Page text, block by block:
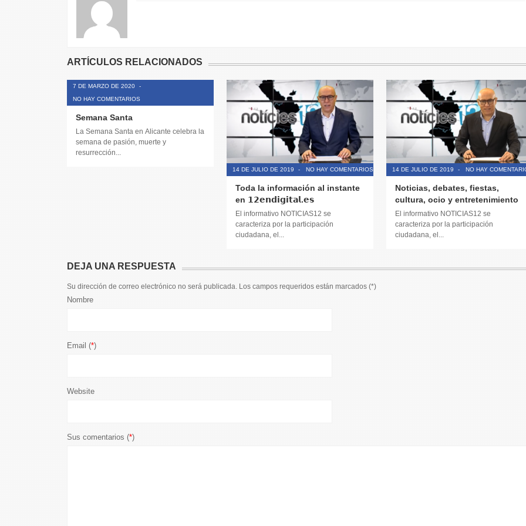
ARTÍCULOS RELACIONADOS
7 DE MARZO DE 2020
-
NO HAY COMENTARIOS
Semana Santa
La Semana Santa en Alicante celebra la
semana de pasión, muerte y
resurrección...
14 DE JULIO DE 2019 - NO HAY COMENTARIOS
Toda la información al instante
en 𝟭𝟮𝗲𝗻𝗱𝗶𝗴𝗶𝘁𝗮𝗹.𝗲𝘀
El informativo NOTICIAS12 se
caracteriza por la participación
ciudadana, el...
14 DE JULIO DE 2019 - NO HAY
Noticias, debates, fiestas,
cultura, ocio y entretenimiento
El informativo NOTICIAS12 se
caracteriza por la participación
ciudadana, el...
DEJA UNA RESPUESTA
Su dirección de correo electrónico no será publicada. Los campos requeridos están marcados (*)
Nombre
Email (*)
Website
Sus comentarios (*)